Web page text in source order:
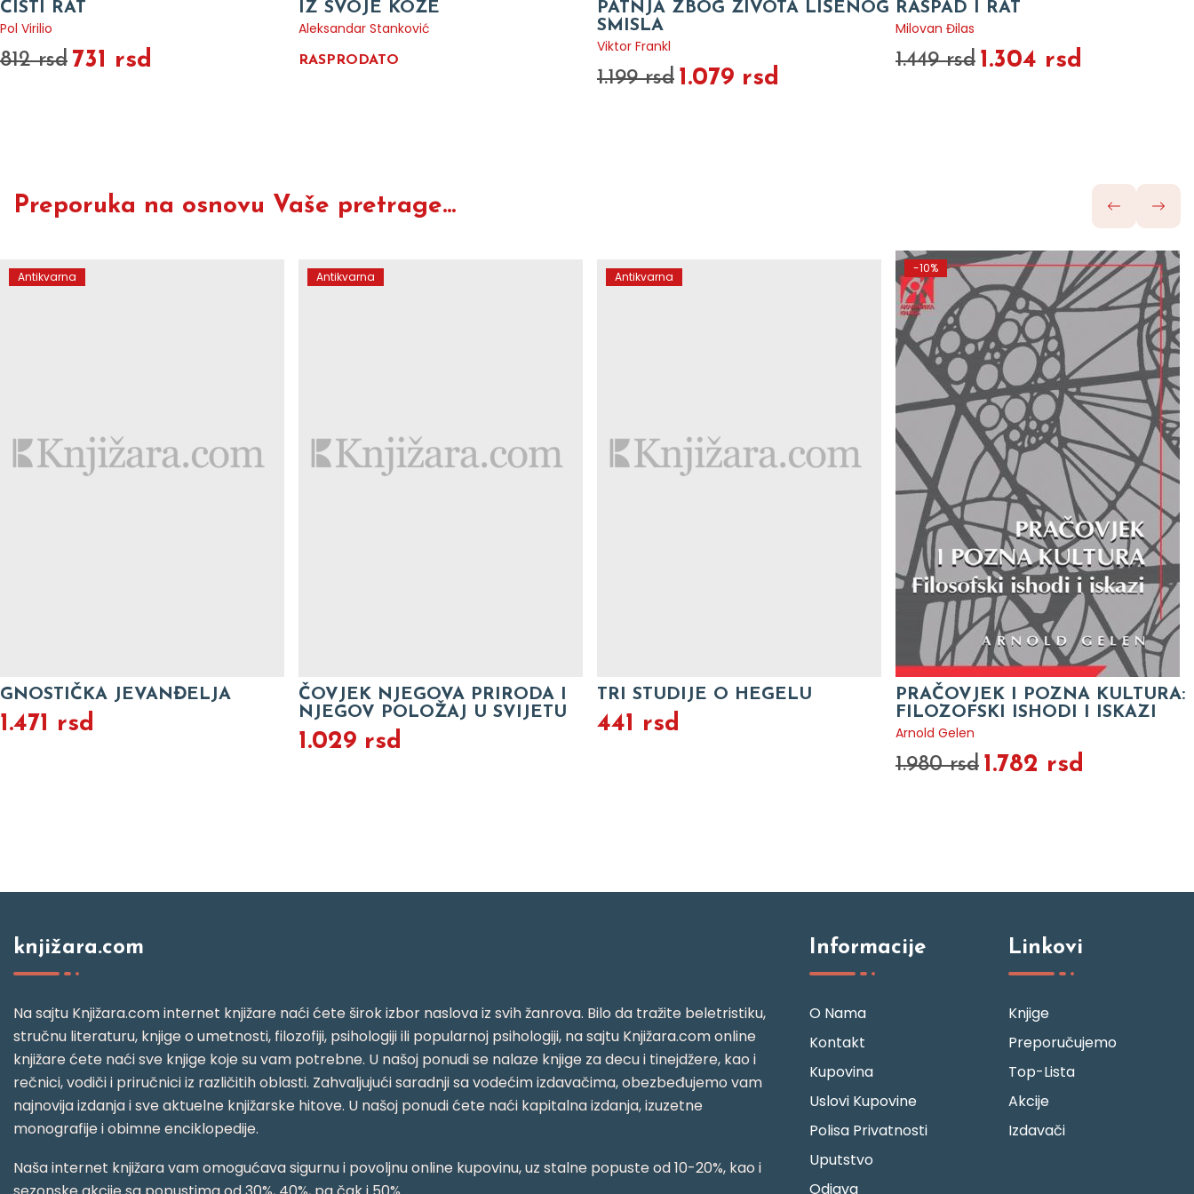
ČISTI RAT
Pol Virilio
812 rsd 731 rsd
IZ SVOJE KOŽE
Aleksandar Stanković
RASPRODATO
PATNJA ZBOG ŽIVOTA LIŠENOG
SMISLA
Viktor Frankl
1.199 rsd 1.079 rsd
RASPAD I RAT
Milovan Đilas
1.449 rsd 1.304 rsd
Preporuka na osnovu Vaše pretrage...
Antikvarna
GNOSTIČKA JEVANĐELJA
1.471 rsd
Antikvarna
ČOVJEK NJEGOVA PRIRODA I
NJEGOV POLOŽAJ U SVIJETU
1.029 rsd
Antikvarna
TRI STUDIJE O HEGELU
441 rsd
-10%
PRAČOVJEK I POZNA KULTURA:
FILOZOFSKI ISHODI I ISKAZI
Arnold Gelen
1.980 rsd 1.782 rsd
knjižara.com
Na sajtu Knjižara.com internet knjižare naći ćete širok izbor naslova iz svih žanrova. Bilo da tražite beletristiku,
stručnu literaturu, knjige o umetnosti, filozofiji, psihologiji ili popularnoj psihologiji, na sajtu Knjižara.com online
knjižare ćete naći sve knjige koje su vam potrebne. U našoj ponudi se nalaze knjige za decu i tinejdžere, kao i
rečnici, vodiči i priručnici iz različitih oblasti. Zahvaljujući saradnji sa vodećim izdavačima, obezbeđujemo vam
najnovija izdanja i sve aktuelne knjižarske hitove. U našoj ponudi ćete naći kapitalna izdanja, izuzetne
monografije i obimne enciklopedije.
Naša internet knjižara vam omogućava sigurnu i povoljnu online kupovinu, uz stalne popuste od 10-20%, kao i
Informacije
O Nama
Kontakt
Kupovina
Uslovi Kupovine
Polisa Privatnosti
Uputstvo
Odjava
Linkovi
Knjige
Preporučujemo
Top-Lista
Akcije
Izdavači